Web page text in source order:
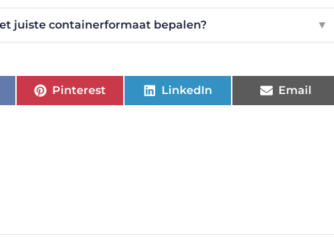
juiste containerformaat bepalen? ▼
Pinterest LinkedIn Email